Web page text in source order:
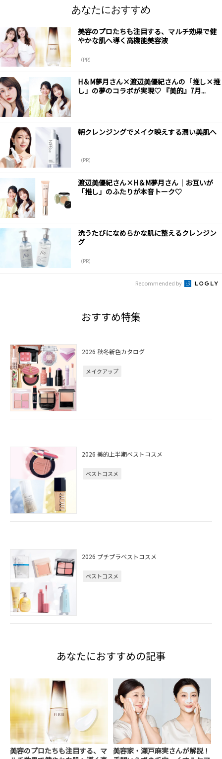
あなたにおすすめ
美容のプロたちも注目する、マルチ効果で健
やかな肌へ導く高機能美容液
（PR）
H＆M夢月さん×渡辺美優紀さんの「推し×推
し」の夢のコラボが実現♡ 『美的』7月...
朝クレンジングでメイク映えする潤い美肌へ
（PR）
渡辺美優紀さん×H＆M夢月さん｜お互いが
「推し」のふたりが本音トーク♡
洗うたびになめらかな肌に整えるクレンジン
グ
（PR）
Recommended by
おすすめ特集
2026 秋冬新色カタログ
メイクアップ
2026 美的上半期ベストコスメ
ベストコスメ
2026 プチプラベストコスメ
ベストコスメ
あなたにおすすめの記事
美容のプロたちも注目する、マ
美容家・瀬戸麻実さんが解説！